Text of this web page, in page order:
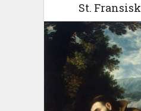
St.